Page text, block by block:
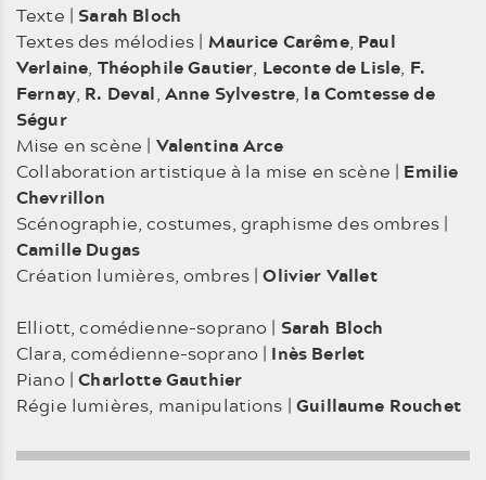
Texte | Sarah Bloch
Textes des mélodies | Maurice Carême, Paul
Verlaine, Théophile Gautier, Leconte de Lisle, F.
Fernay, R. Deval, Anne Sylvestre, la Comtesse de
Ségur
Mise en scène | Valentina Arce
Collaboration artistique à la mise en scène | Emilie
Chevrillon
Scénographie, costumes, graphisme des ombres |
Camille Dugas
Création lumières, ombres |Olivier Vallet
Elliott, comédienne-soprano | Sarah Bloch
Clara, comédienne-soprano | Inès Berlet
Piano |Charlotte Gauthier
Régie lumières, manipulations |Guillaume Rouchet